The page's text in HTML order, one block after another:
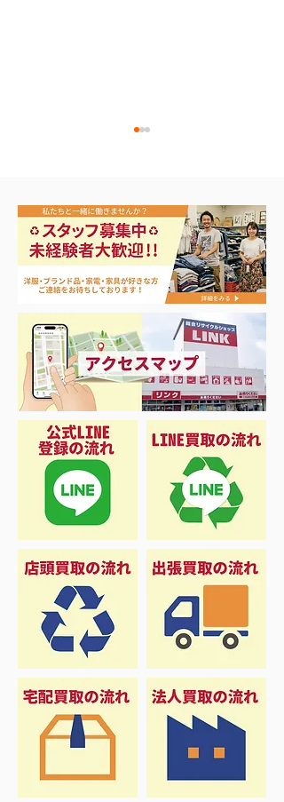
ナイキ＆X-Girl 衣料＆ス
ニーカー大量入荷